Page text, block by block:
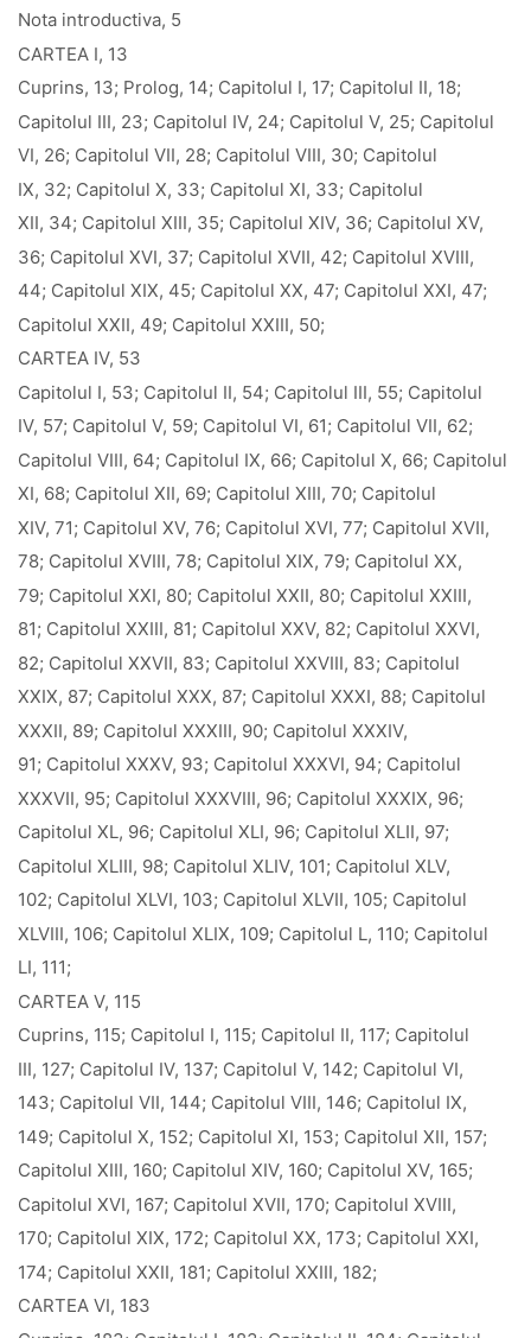
Nota introductiva, 5
CARTEA I, 13
Cuprins, 13; Prolog, 14; Capitolul I, 17; Capitolul II, 18;
Capitolul III, 23; Capitolul IV, 24; Capitolul V, 25; Capitolul
VI, 26; Capitolul VII, 28; Capitolul VIII, 30; Capitolul
IX, 32; Capitolul X, 33; Capitolul XI, 33; Capitolul
XII, 34; Capitolul XIII, 35; Capitolul XIV, 36; Capitolul XV,
36; Capitolul XVI, 37; Capitolul XVII, 42; Capitolul XVIII,
44; Capitolul XIX, 45; Capitolul XX, 47; Capitolul XXI, 47;
Capitolul XXII, 49; Capitolul XXIII, 50;
CARTEA IV, 53
Capitolul I, 53; Capitolul II, 54; Capitolul III, 55; Capitolul
IV, 57; Capitolul V, 59; Capitolul VI, 61; Capitolul VII, 62;
Capitolul VIII, 64; Capitolul IX, 66; Capitolul X, 66; Capitolul
XI, 68; Capitolul XII, 69; Capitolul XIII, 70; Capitolul
XIV, 71; Capitolul XV, 76; Capitolul XVI, 77; Capitolul XVII,
78; Capitolul XVIII, 78; Capitolul XIX, 79; Capitolul XX,
79; Capitolul XXI, 80; Capitolul XXII, 80; Capitolul XXIII,
81; Capitolul XXIII, 81; Capitolul XXV, 82; Capitolul XXVI,
82; Capitolul XXVII, 83; Capitolul XXVIII, 83; Capitolul
XXIX, 87; Capitolul XXX, 87; Capitolul XXXI, 88; Capitolul
XXXII, 89; Capitolul XXXIII, 90; Capitolul XXXIV,
91; Capitolul XXXV, 93; Capitolul XXXVI, 94; Capitolul
XXXVII, 95; Capitolul XXXVIII, 96; Capitolul XXXIX, 96;
Capitolul XL, 96; Capitolul XLI, 96; Capitolul XLII, 97;
Capitolul XLIII, 98; Capitolul XLIV, 101; Capitolul XLV,
102; Capitolul XLVI, 103; Capitolul XLVII, 105; Capitolul
XLVIII, 106; Capitolul XLIX, 109; Capitolul L, 110; Capitolul
LI, 111;
CARTEA V, 115
Cuprins, 115; Capitolul I, 115; Capitolul II, 117; Capitolul
III, 127; Capitolul IV, 137; Capitolul V, 142; Capitolul VI,
143; Capitolul VII, 144; Capitolul VIII, 146; Capitolul IX,
149; Capitolul X, 152; Capitolul XI, 153; Capitolul XII, 157;
Capitolul XIII, 160; Capitolul XIV, 160; Capitolul XV, 165;
Capitolul XVI, 167; Capitolul XVII, 170; Capitolul XVIII,
170; Capitolul XIX, 172; Capitolul XX, 173; Capitolul XXI,
174; Capitolul XXII, 181; Capitolul XXIII, 182;
CARTEA VI, 183